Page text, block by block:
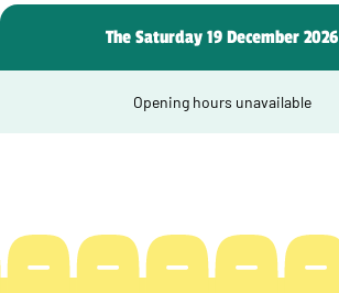
The Saturday 19 December 2026
Opening hours unavailable